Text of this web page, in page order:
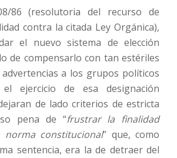
86 (resolutoria del recurso de
contra la citada Ley Orgánica),
el nuevo sistema de elección
de compensarlo con tan estériles
a los grupos políticos
ejercicio de esa designación
de lado criterios de estricta
pena de “frustrar la finalidad
norma constitucional” que, como
sentencia, era la de detraer del